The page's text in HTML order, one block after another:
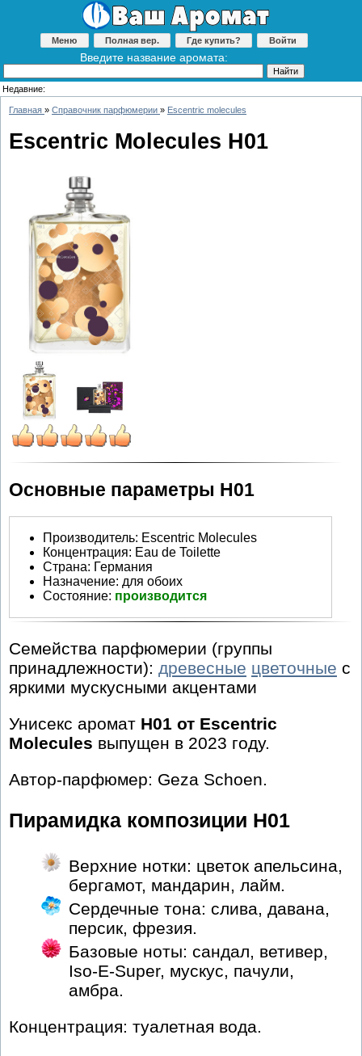
Меню Полная вер. Где купить? Войти
Введите название аромата:
Недавние:
Главная » Справочник парфюмерии » Escentric molecules
Escentric Molecules H01
Основные параметры H01
Производитель: Escentric Molecules
Концентрация: Eau de Toilette
Страна: Германия
Назначение: для обоих
Состояние: производится
Семейства парфюмерии (группы
принадлежности): древесные цветочные с
яркими мускусными акцентами
Унисекс аромат H01 от Escentric
Molecules выпущен в 2023 году.
Автор-парфюмер: Geza Schoen.
Пирамидка композиции H01
Верхние нотки: цветок апельсина,
бергамот, мандарин, лайм.
Сердечные тона: слива, давана,
персик, фрезия.
Базовые ноты: сандал, ветивер,
Iso-E-Super, мускус, пачули,
амбра.
Концентрация: туалетная вода.